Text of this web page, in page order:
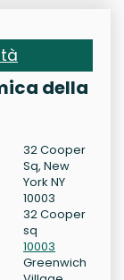
della
32 Cooper
Sq, New
York NY
10003
32 Cooper
sq
10003
Greenwich